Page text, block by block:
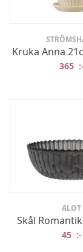
Kruka Anna
365 :-
ALOT
Skål
45 :-